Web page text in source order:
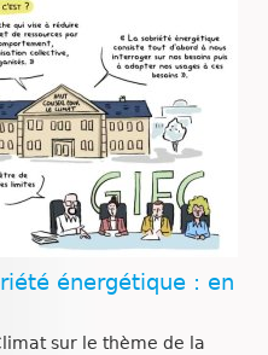
énergétique : en
sur le thème de la